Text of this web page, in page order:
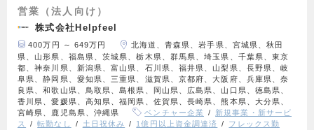
営業（法人向け）
株式会社Helpfeel
400万円 ～ 649万円
北海道、青森県、岩手県、宮城県、秋田
県、山形県、福島県、茨城県、栃木県、群馬県、埼玉県、千葉県、東京
都、神奈川県、新潟県、富山県、石川県、福井県、山梨県、長野県、岐
阜県、静岡県、愛知県、三重県、滋賀県、京都府、大阪府、兵庫県、奈
良県、和歌山県、鳥取県、島根県、岡山県、広島県、山口県、徳島県、
香川県、愛媛県、高知県、福岡県、佐賀県、長崎県、熊本県、大分県、
宮崎県、鹿児島県、沖縄県
ベンチャー企業
新規事業・新サービ
ス
転勤なし 土日祝休み 1億円以上資金調達済
フレックス勤